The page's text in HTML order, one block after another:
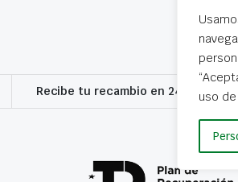
uso
Recibe tu recambio en 24-72 horas